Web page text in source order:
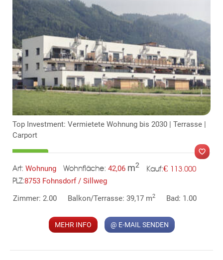
Top Investment: Vermietete Wohnung bis 2030 | Terrasse |
Carport
Art: Wohnung Wohnfläche: 42,06 m2 Kauf:€ 113.000
PLZ:8753 Fohnsdorf / Sillweg
Zimmer: 2.00
Balkon/Terrasse: 39,17 m2 Bad: 1.00
MEHR INFO @ E-MAIL SENDEN